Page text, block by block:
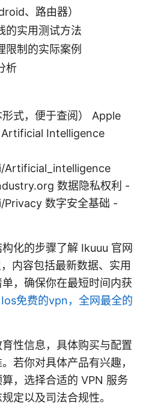
、路由器）
的实用测试方法
限制的实际案例
析
式，便于查阅） Apple
Intelligence
Artificial_intelligence
数据隐私权利 -
数字安全基础 -
化的步骤了解 Ikuuu 官网
内容包括最新数据、实用
，确保你在最短时间内获
Ios免费的vpn，全网最全的
性信息，具体购买与配置
若你对具体产品有兴趣，
，选择合适的 VPN 服务
定以及司法合规性。